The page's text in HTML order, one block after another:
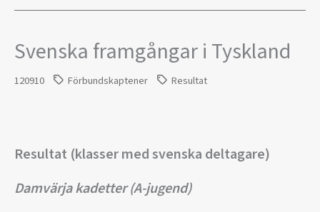
Svenska framgångar i Tyskland
120910 Förbundskaptener Resultat
Resultat (klasser med svenska deltagare)
Damvärja kadetter (A-jugend)